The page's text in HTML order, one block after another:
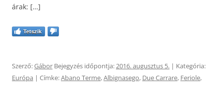
árak: […]
Tetszik
Szerző:Gábor Bejegyzés időpontja:2016. augusztus 5. | Kategória:
Európa | Címke:Abano Terme,Albignasego, Due Carrare, Feriole,